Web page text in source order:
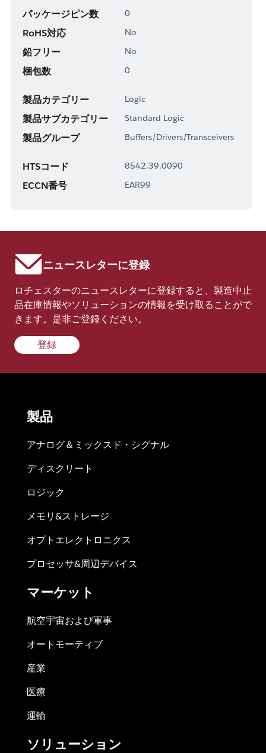
パッケージピン数 0
RoHS対応 No
鉛フリー No
梱包数 0
製品カテゴリー Logic
製品サブカテゴリー Standard Logic
製品グループ Buffers/Drivers/Transceivers
HTSコード 8542.39.0090
ECCN番号 EAR99
ニュースレターに登録
ロチェスターのニュースレターに登録すると、製造中止
品在庫情報やソリューションの情報を受け取ることがで
きます。是非ご登録ください。
登録
製品
アナログ＆ミックスド・シグナル
ディスクリート
ロジック
メモリ&ストレージ
オプトエレクトロニクス
プロセッサ&周辺デバイス
マーケット
航空宇宙および軍事
オートモーティブ
産業
医療
運輸
ソリューション